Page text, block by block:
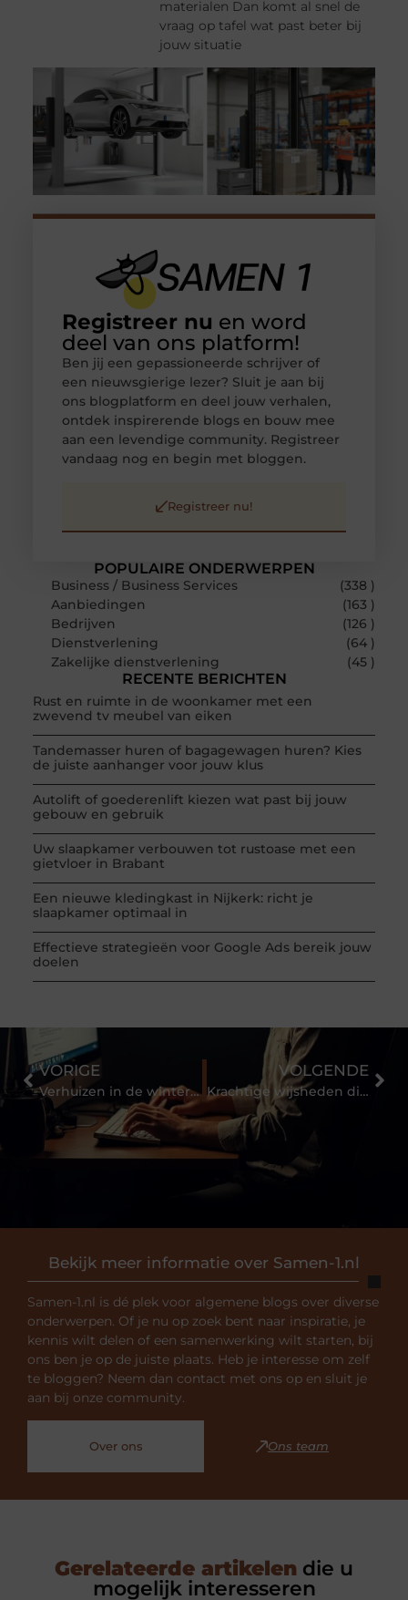
materialen Dan komt al snel de
vraag op tafel wat past beter bij
jouw situatie
POPULAIRE ONDERWERPEN
Business / Business Services
(338 )
Aanbiedingen
(163 )
Bedrijven
(126 )
Dienstverlening
(64 )
Zakelijke dienstverlening
(45 )
RECENTE BERICHTEN
Rust en ruimte in de woonkamer met een
zwevend tv meubel van eiken
Tandemasser huren of bagagewagen huren? Kies
de juiste aanhanger voor jouw klus
Autolift of goederenlift kiezen wat past bij jouw
gebouw en gebruik
Uw slaapkamer verbouwen tot rustoase met een
gietvloer in Brabant
Een nieuwe kledingkast in Nijkerk: richt je
slaapkamer optimaal in
Effectieve strategieën voor Google Ads bereik jouw
doelen
Registreer nu en word
deel van ons platform!
Ben jij een gepassioneerde schrijver of
een nieuwsgierige lezer? Sluit je aan bij
ons blogplatform en deel jouw verhalen,
ontdek inspirerende blogs en bouw mee
aan een levendige community. Registreer
vandaag nog en begin met bloggen.
Registreer nu!
Bekijk meer informatie over Samen-1.nl
Samen-1.nl is dé plek voor algemene blogs over diverse
onderwerpen. Of je nu op zoek bent naar inspiratie, je
kennis wilt delen of een samenwerking wilt starten, bij
ons ben je op de juiste plaats. Heb je interesse om zelf
te bloggen? Neem dan contact met ons op en sluit je
aan bij onze community.
Over ons Ons team
VORIGE
Verhuizen in de wintermaanden doe je zo!
VOLGENDE
Krachtige wijsheden die alle ouders zouden moeten nastreven
Gerelateerde artikelen die u
mogelijk interesseren